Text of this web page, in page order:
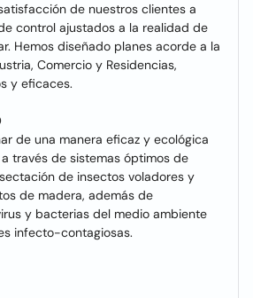
de nuestros clientes a
control ajustados a la realidad de
Hemos diseñado planes acorde a la
Comercio y Residencias,
y eficaces.
de una manera eficaz y ecológica
través de sistemas óptimos de
de insectos voladores y
de madera, además de
y bacterias del medio ambiente
infecto-contagiosas.